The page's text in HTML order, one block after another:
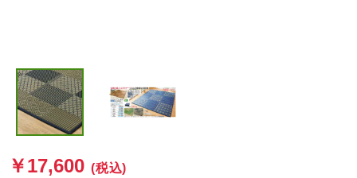
￥17,600 (税込)